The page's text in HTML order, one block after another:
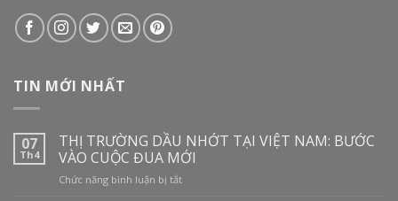
TIN MỚI NHẤT
07
Th4
THỊ TRƯỜNG DẦU NHỚT TẠI VIỆT NAM: BƯỚC
VÀO CUỘC ĐUA MỚI
Chức năng bình luận bị tắtở